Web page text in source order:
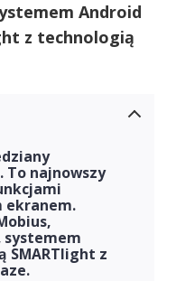
Android
z technologią
To najnowszy
ekranem.
systemem
SMARTlight z